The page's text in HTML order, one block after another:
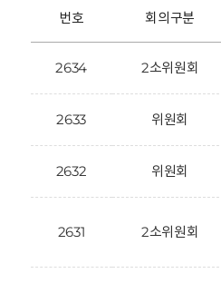
번호 회의구분
2634 2소위원회
2633 위원회
2632 위원회
2631 2소위원회